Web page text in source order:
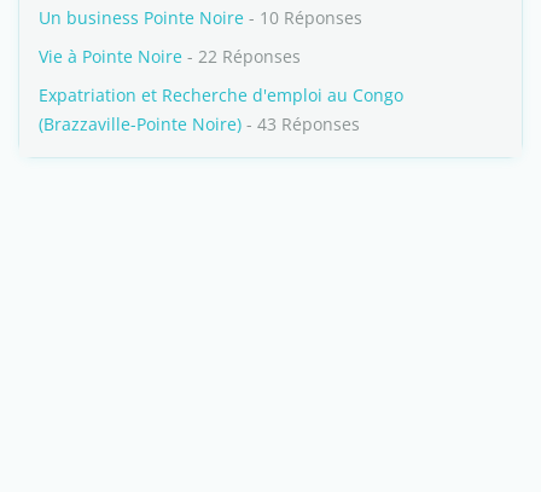
Un business Pointe Noire - 10 Réponses
Vie à Pointe Noire - 22 Réponses
Expatriation et Recherche d'emploi au Congo
(Brazzaville-Pointe Noire) - 43 Réponses